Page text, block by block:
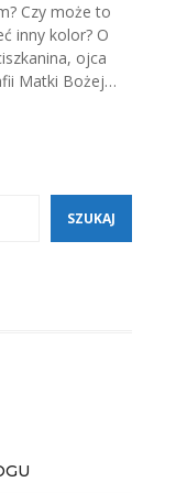
Czy może to
inny kolor? O
ojca
Matki Bożej…
SZUKAJ